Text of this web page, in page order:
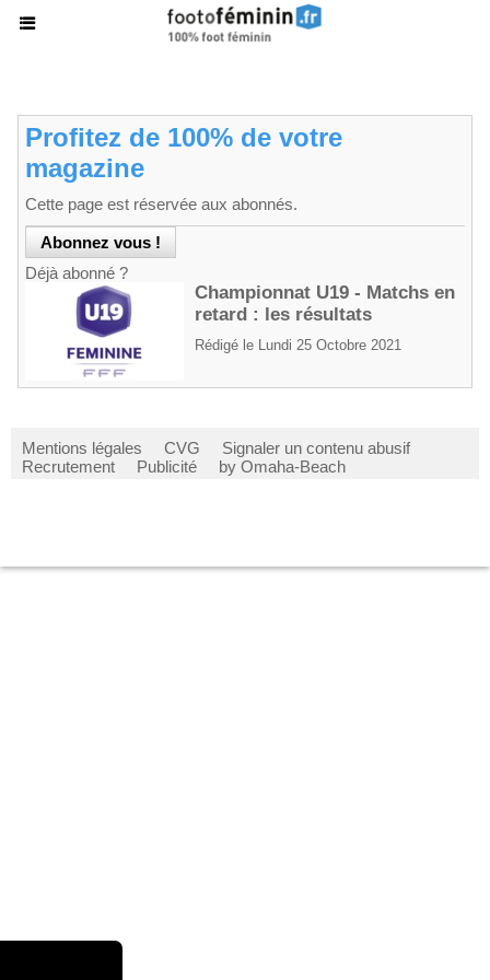
Profitez de 100% de votre
magazine
Cette page est réservée aux abonnés.
Déjà abonné ?
Championnat U19 - Matchs en
retard : les résultats
Rédigé le Lundi 25 Octobre 2021
Mentions légales CVG
Signaler un contenu abusif
Recrutement
Publicité by Omaha-Beach